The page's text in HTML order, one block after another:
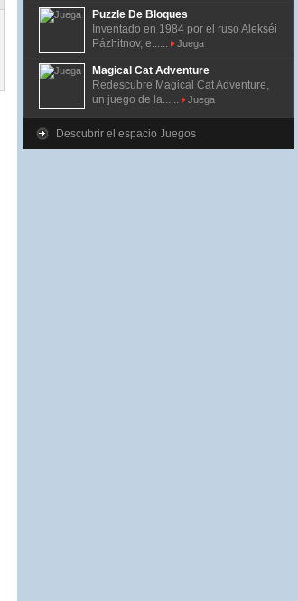
Puzzle De Bloques
Inventado en 1984 por el ruso Alekséi
Pázhitnov, e......
Juega
Magical Cat Adventure
Redescubre Magical Cat Adventure,
un juego de la......
Juega
Descubrir el espacio Juegos